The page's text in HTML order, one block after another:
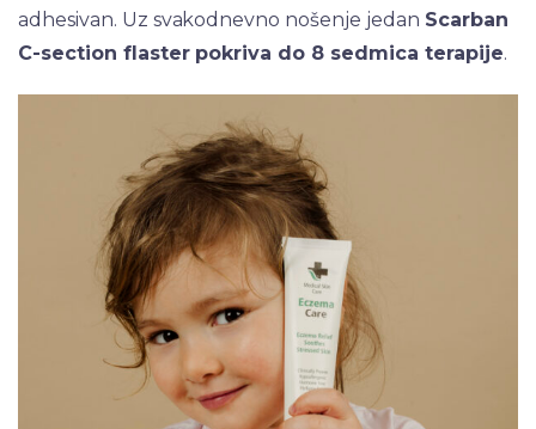
adhesivan. Uz svakodnevno nošenje jedan Scarban
C-section flaster pokriva do 8 sedmica terapije.